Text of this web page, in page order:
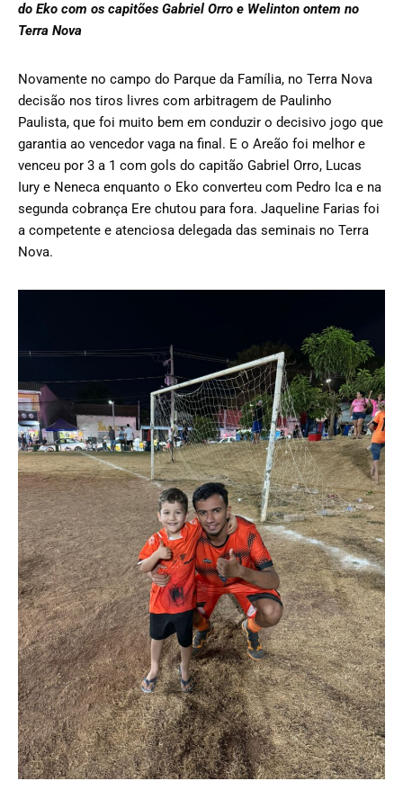
do Eko com os capitões Gabriel Orro e Welinton ontem no
Terra Nova
Novamente no campo do Parque da Família, no Terra Nova
decisão nos tiros livres com arbitragem de Paulinho
Paulista, que foi muito bem em conduzir o decisivo jogo que
garantia ao vencedor vaga na final. E o Areão foi melhor e
venceu por 3 a 1 com gols do capitão Gabriel Orro, Lucas
Iury e Neneca enquanto o Eko converteu com Pedro Ica e na
segunda cobrança Ere chutou para fora. Jaqueline Farias foi
a competente e atenciosa delegada das seminais no Terra
Nova.